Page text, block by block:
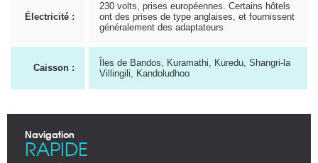
Électricité :
230 volts, prises européennes. Certains hôtels
ont des prises de type anglaises, et fournissent
généralement des adaptateurs
Caisson :
Îles de Bandos, Kuramathi, Kuredu, Shangri-la
Villingili, Kandoludhoo
Navigation
RAPIDE